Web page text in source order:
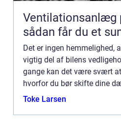
Ventilationsanlæg
sådan får du et
Det er ingen hemmelighed,
vigtig del af bilens
gange kan det være svært
hvorfor du bør skifte dine
vil vi diskutere vigtigheden
Toke Larsen